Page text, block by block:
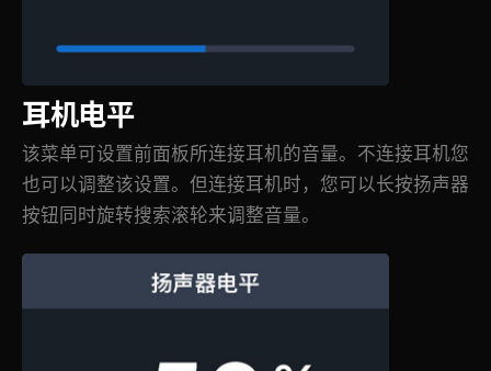
耳机电平
该菜单可设置前面板所连接耳机的音量。不连接耳机您
也可以调整该设置。但连接耳机时，您可以长按扬声器
按钮同时旋转搜索滚轮来调整音量。